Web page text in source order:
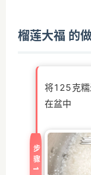
榴莲大福 的
将125克
在盆中
步骤1